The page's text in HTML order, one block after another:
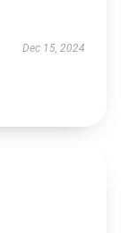
Dec 15, 2024